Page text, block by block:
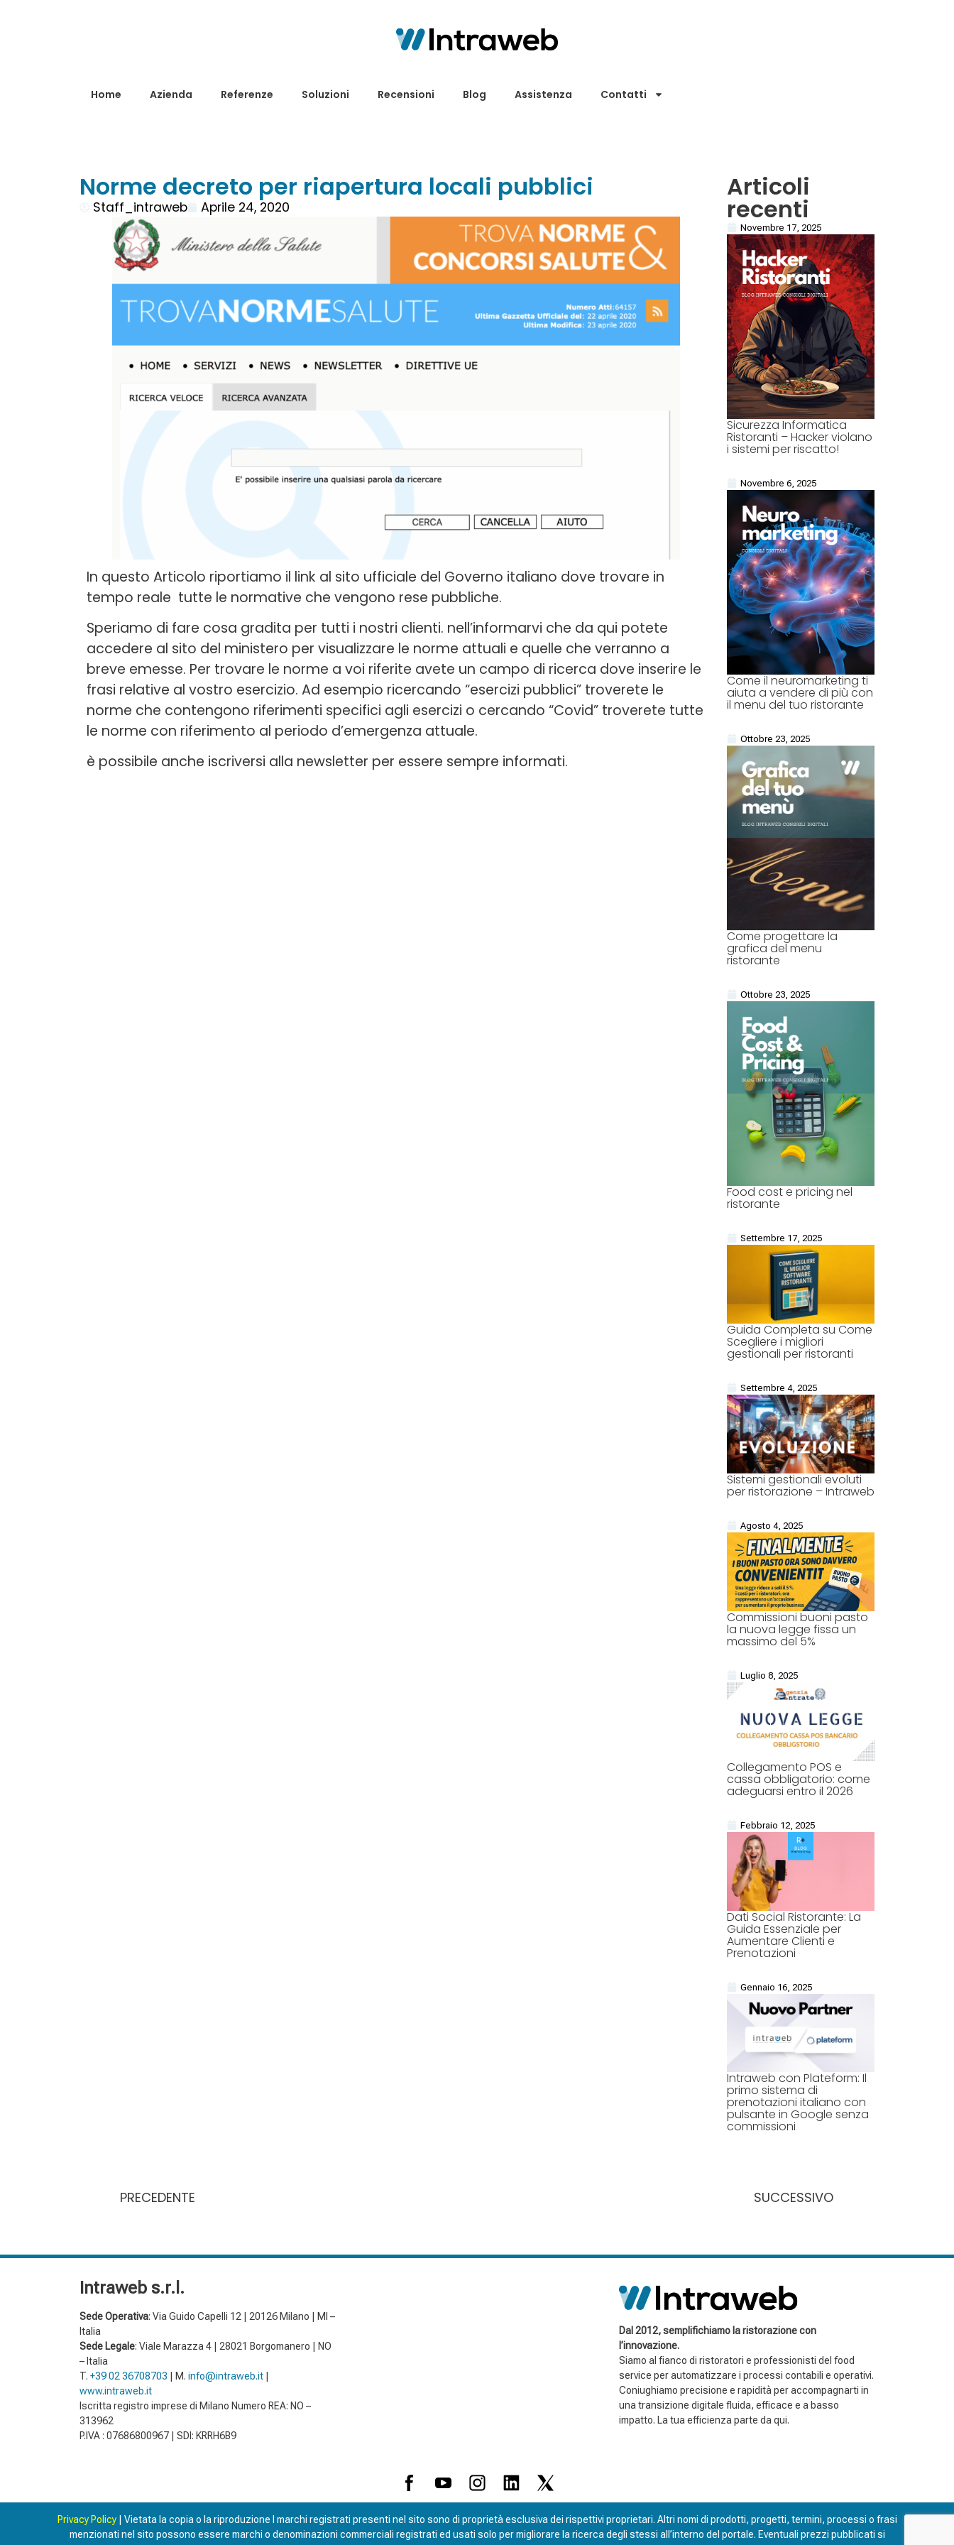
Home Azienda Referenze Soluzioni Recensioni Blog Assistenza Contatti
Norme decreto per riapertura locali pubblici
Staff_intraweb Aprile 24, 2020
In questo Articolo riportiamo il link al sito ufficiale del Governo italiano dove trovare in
tempo reale tutte le normative che vengono rese pubbliche.
Speriamo di fare cosa gradita per tutti i nostri clienti. nell’informarvi che da qui potete
accedere al sito del ministero per visualizzare le norme attuali e quelle che verranno a
breve emesse. Per trovare le norme a voi riferite avete un campo di ricerca dove inserire le
frasi relative al vostro esercizio. Ad esempio ricercando “esercizi pubblici” troverete le
norme che contengono riferimenti specifici agli esercizi o cercando “Covid” troverete tutte
le norme con riferimento al periodo d’emergenza attuale.
è possibile anche iscriversi alla newsletter per essere sempre informati.
Articoli
recenti
Novembre 17, 2025
Sicurezza Informatica
Ristoranti – Hacker violano
i sistemi per riscatto!
Novembre 6, 2025
Come il neuromarketing ti
aiuta a vendere di più con
il menu del tuo ristorante
Ottobre 23, 2025
Come progettare la
grafica del menu
ristorante
Ottobre 23, 2025
Food cost e pricing nel
ristorante
Settembre 17, 2025
Guida Completa su Come
Scegliere i migliori
gestionali per ristoranti
Settembre 4, 2025
Sistemi gestionali evoluti
per ristorazione – Intraweb
Agosto 4, 2025
Commissioni buoni pasto
la nuova legge fissa un
massimo del 5%
Luglio 8, 2025
Collegamento POS e
cassa obbligatorio: come
adeguarsi entro il 2026
Febbraio 12, 2025
Dati Social Ristorante: La
Guida Essenziale per
Aumentare Clienti e
Prenotazioni
Gennaio 16, 2025
Intraweb con Plateform: Il
primo sistema di
prenotazioni italiano con
pulsante in Google senza
commissioni
PRECEDENTE SUCCESSIVO
Intraweb s.r.l.
Sede Operativa: Via Guido Capelli 12 | 20126 Milano | MI –
Italia
Sede Legale: Viale Marazza 4 | 28021 Borgomanero | NO
– Italia
T. +39 02 36708703 | M. info@intraweb.it
www.intraweb.it
Iscritta registro imprese di Milano Numero REA: NO –
313962
P.IVA : 07686800967 | SDI: KRRH6B9
Dal 2012, semplifichiamo la ristorazione con
l’innovazione.
Siamo al fianco di ristoratori e professionisti del food
service per automatizzare i processi contabili e operativi.
Coniughiamo precisione e rapidità per accompagnarti in
una transizione digitale fluida, efficace e a basso
impatto. La tua efficienza parte da qui.
Privacy Policy| Vietata la copia o la riproduzione I marchi registrati presenti nel sito sono di proprietà esclusiva dei rispettivi proprietari. Altri nomi di prodotti, progetti, termini, processi o frasi
menzionati nel sito possono essere marchi o denominazioni commerciali registrati ed usati solo per migliorare la ricerca degli stessi all’interno del portale. Eventuali prezzi pubblicati si